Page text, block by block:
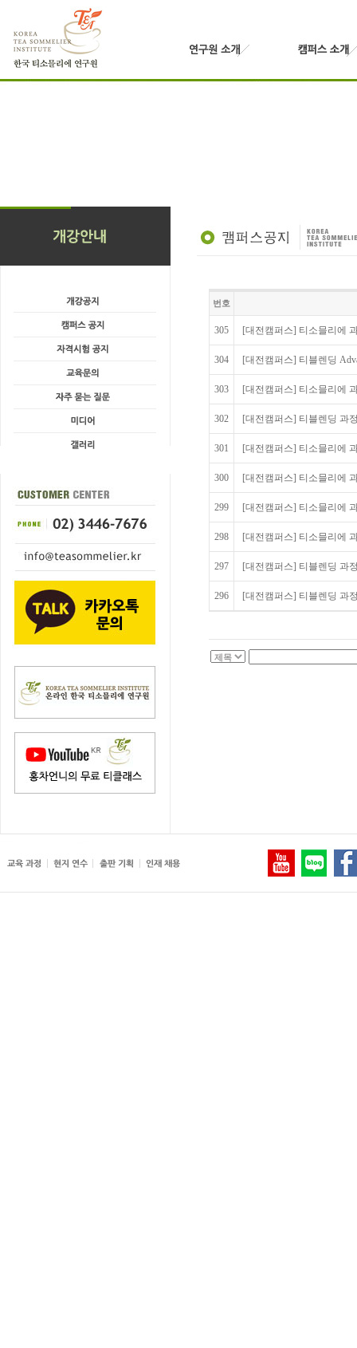
번호
305 [대전캠퍼스] 티소믈리에
304 [대전캠퍼스] 티블렌딩
303 [대전캠퍼스] 티소믈리에
302 [대전캠퍼스] 티블렌딩 과
301 [대전캠퍼스] 티소믈리에
300 [대전캠퍼스] 티소믈리에
299 [대전캠퍼스] 티소믈리에
298 [대전캠퍼스] 티소믈리에
297 [대전캠퍼스] 티블렌딩 과
296 [대전캠퍼스] 티블렌딩 과